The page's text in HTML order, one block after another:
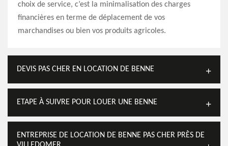
choix de service, c’est la minimalisation des charges
financières en terme de déplacement de vos
marchandises ou bien vos produits agricoles.
DEVIS PAS CHER EN LOCATION DE BENNE
ETAPE À SUIVRE POUR LOUER UNE BENNE
ENTREPRISE DE LOCATION DE BENNE PAS CHER PRÈS DE